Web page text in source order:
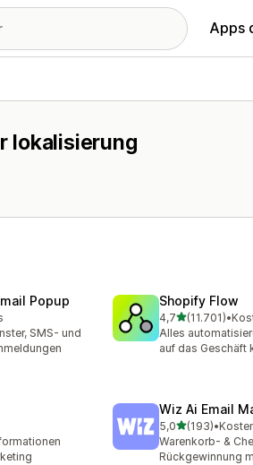
Apps
lokalisierung
Popup
SMS- und
Shopify Flow
4,7von 5 Sternen
(11.701)
11701 •
Alles
auf das Geschäft
Wiz Ai Email
5,0von 5 Sternen
(193)
193 Rezensionen
•
Warenkorb- &
Rückgewinnung